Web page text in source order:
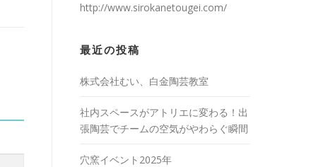
http://www.sirokanetougei.com/
最近の投稿
株式会社むい、白金陶芸教室
社内スペースがアトリエに変わる！出
張陶芸でチームの空気がやわらぐ瞬間
穴窯イベント2025年